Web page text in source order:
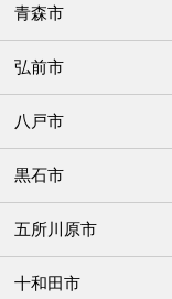
青森市
弘前市
八戸市
黒石市
五所川原市
十和田市